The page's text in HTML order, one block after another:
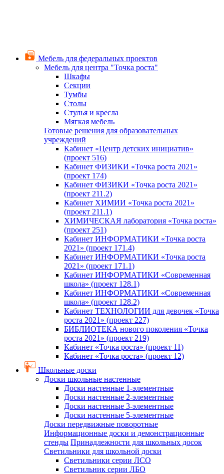
Мебель для федеральных проектов
Мебель для центра "Точка роста"
Шкафы
Секции
Тумбы
Столы
Стулья и кресла
Мягкая мебель
Готовые решения для образовательных
учреждений
Кабинет «Центр детских инициатив»
(проект 516)
Кабинет ФИЗИКИ «Точка роста 2021»
(проект 174)
Кабинет ФИЗИКИ «Точка роста 2021»
(проект 211.2)
Кабинет ХИМИИ «Точка роста 2021»
(проект 211.1)
ХИМИЧЕСКАЯ лаборатория «Точка роста»
(проект 251)
Кабинет ИНФОРМАТИКИ «Точка роста
2021» (проект 171.4)
Кабинет ИНФОРМАТИКИ «Точка роста
2021» (проект 171.1)
Кабинет ИНФОРМАТИКИ «Современная
школа» (проект 128.1)
Кабинет ИНФОРМАТИКИ «Современная
школа» (проект 128.2)
Кабинет ТЕХНОЛОГИИ для девочек «Точка
роста 2021» (проект 227)
БИБЛИОТЕКА нового поколения «Точка
роста 2021» (проект 219)
Кабинет «Точка роста» (проект 11)
Кабинет «Точка роста» (проект 12)
Школьные доски
Доски школьные настенные
Доски настенные 1-элементные
Доски настенные 2-элементные
Доски настенные 3-элементные
Доски настенные 5-элементные
Доски передвижные поворотные
Информационные доски и демонстрационные
стенды Принадлежности для школьных досок
Светильники для школьной доски
Светильники серии ЛСО
Светильник серии ЛБО